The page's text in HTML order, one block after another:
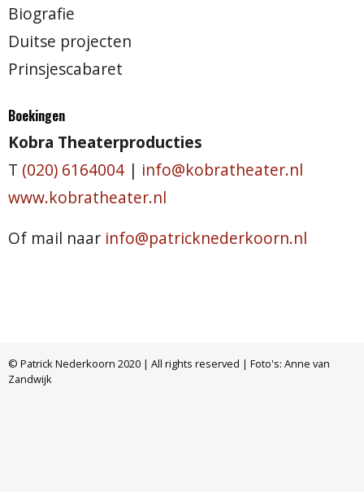
Biografie
Duitse projecten
Prinsjescabaret
Boekingen
Kobra Theaterproducties
T (020) 6164004 | info@kobratheater.nl
www.kobratheater.nl
Of mail naar info@patricknederkoorn.nl
© Patrick Nederkoorn 2020 | All rights reserved | Foto's: Anne van
Zandwijk